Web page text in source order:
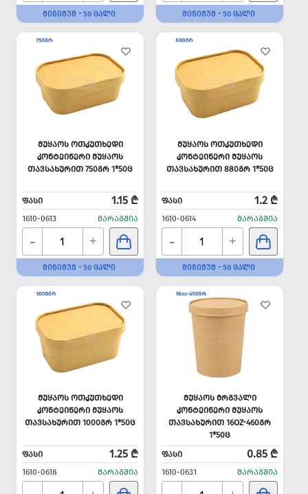
ᲛᲘᲜᲘᲛᲣᲛ - 50 ᲪᲐᲚᲘ ᲛᲘᲜᲘᲛᲣᲛ - 50 ᲪᲐᲚᲘ
ᲛᲣᲧᲐᲝᲡ ᲝᲗᲙᲣᲗᲮᲔᲓᲘ
ᲙᲝᲜᲢᲔᲘᲜᲔᲠᲘ ᲛᲣᲧᲐᲝᲡ
ᲗᲐᲕᲡᲐᲮᲣᲠᲘᲗ 750ᲒᲠ 1*50Ც
ᲤᲐᲡᲘ 1.15 ₾
1610-0613 ᲛᲐᲠᲐᲒᲨᲘᲐ
- +
ᲛᲘᲜᲘᲛᲣᲛ - 50 ᲪᲐᲚᲘ
ᲛᲣᲧᲐᲝᲡ ᲝᲗᲙᲣᲗᲮᲔᲓᲘ
ᲙᲝᲜᲢᲔᲘᲜᲔᲠᲘ ᲛᲣᲧᲐᲝᲡ
ᲗᲐᲕᲡᲐᲮᲣᲠᲘᲗ 880ᲒᲠ 1*50Ც
ᲤᲐᲡᲘ 1.2 ₾
1610-0614 ᲛᲐᲠᲐᲒᲨᲘᲐ
- +
ᲛᲘᲜᲘᲛᲣᲛ - 50 ᲪᲐᲚᲘ
ᲛᲣᲧᲐᲝᲡ ᲝᲗᲙᲣᲗᲮᲔᲓᲘ
ᲙᲝᲜᲢᲔᲘᲜᲔᲠᲘ ᲛᲣᲧᲐᲝᲡ
ᲗᲐᲕᲡᲐᲮᲣᲠᲘᲗ 1000ᲒᲠ 1*50Ც
ᲤᲐᲡᲘ 1.25 ₾
1610-0618 ᲛᲐᲠᲐᲒᲨᲘᲐ
ᲛᲣᲧᲐᲝᲡ ᲛᲠᲒᲕᲐᲚᲘ
ᲙᲝᲜᲢᲔᲘᲜᲔᲠᲘ ᲛᲣᲧᲐᲝᲡ
ᲗᲐᲕᲡᲐᲮᲣᲠᲘᲗ 16OZ-460ᲒᲠ
1*50Ც
ᲤᲐᲡᲘ
0.85 ₾
1610-0631 ᲛᲐᲠᲐᲒᲨᲘᲐ